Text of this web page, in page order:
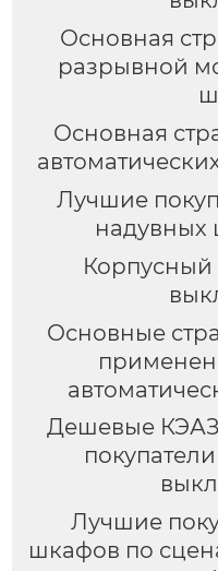
Основная
разрывной
Основная
Лучшие
надувных
Корпусный
Основные
Дешевые
Лучшие
шкафов по